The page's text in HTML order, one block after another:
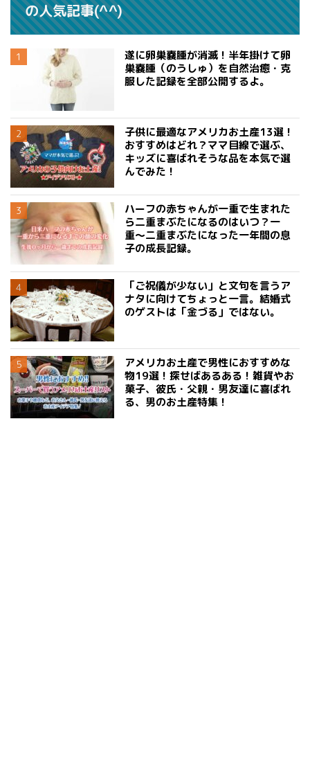
の人気記事(^^)
遂に卵巣嚢腫が消滅！半年掛けて卵
巣嚢腫（のうしゅ）を自然治癒・克
服した記録を全部公開するよ。
子供に最適なアメリカお土産13選！
おすすめはどれ？ママ目線で選ぶ、
キッズに喜ばれそうな品を本気で選
んでみた！
ハーフの赤ちゃんが一重で生まれた
ら二重まぶたになるのはいつ？一
重〜二重まぶたになった一年間の息
子の成長記録。
「ご祝儀が少ない」と文句を言うア
ナタに向けてちょっと一言。結婚式
のゲストは「金づる」ではない。
アメリカお土産で男性におすすめな
物19選！探せばあるある！雑貨やお
菓子、彼氏・父親・男友達に喜ばれ
る、男のお土産特集！